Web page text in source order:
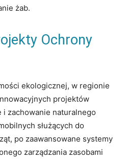
żab.
Ochrony
ekologicznej, w regionie
projektów
i zachowanie naturalnego
służących do
po zaawansowane systemy
zarządzania zasobami